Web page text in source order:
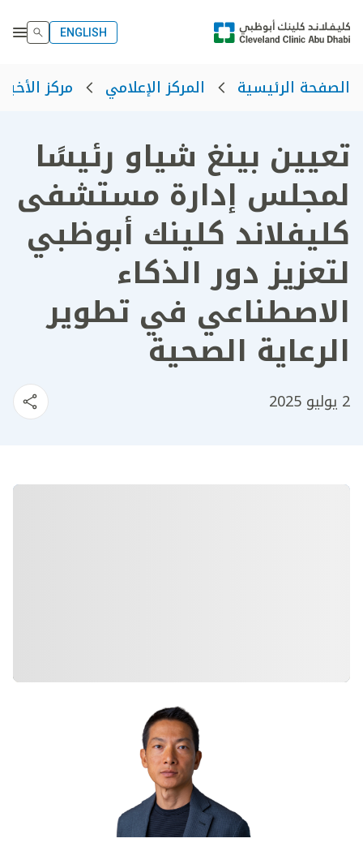
ENGLISH
الصفحة الرئيسية المركز الإعلامي مركز الأخبار
تعيين بينغ شياو رئيسًا
لمجلس إدارة مستشفى
كليفلاند كلينك أبوظبي
لتعزيز دور الذكاء
الاصطناعي في تطوير
الرعاية الصحية
2 يوليو 2025